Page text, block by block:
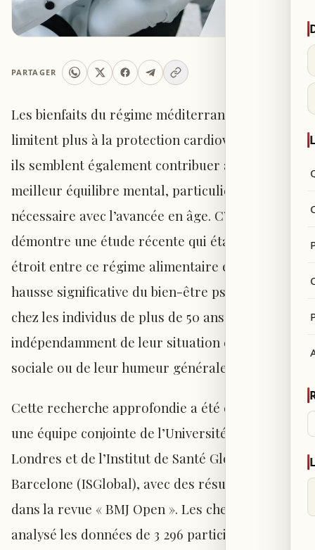
PARTAGER
Les bienfaits du régime méditerranéen ne se
limitent plus à la protection cardiovasculaire,
ils semblent également contribuer à un
meilleur équilibre mental, particulièrement
nécessaire avec l’avancée en âge. C’est ce que
démontre une étude récente qui établit un lien
étroit entre ce régime alimentaire et une
hausse significative du bien-être psychologique
chez les individus de plus de 50 ans,
indépendamment de leur situation économique,
sociale ou de leur humeur générale.
Cette recherche approfondie a été conduite par
une équipe conjointe de l’Université College de
Londres et de l’Institut de Santé Globale de
Barcelone (ISGlobal), avec des résultats publiés
dans la revue « BMJ Open ». Les chercheurs ont
analysé les données de 3 296 participants âgés